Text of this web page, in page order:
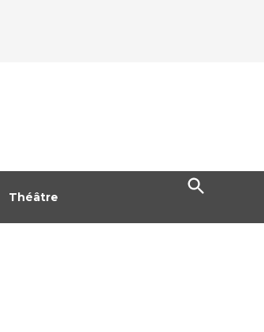
Théâtre
Open
Search